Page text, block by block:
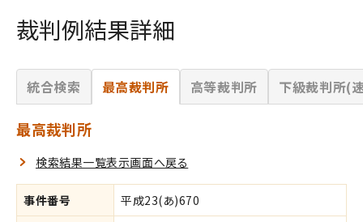
裁判例結果詳細
統合検索 最高裁判所 高等裁判所 下級裁判所(
最高裁判所
検索結果一覧表示画面へ戻る
事件番号
平成23(あ)670